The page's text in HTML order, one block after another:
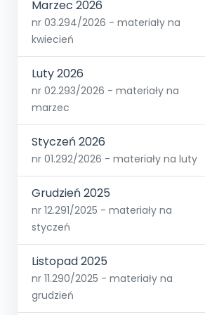
Marzec 2026
nr 03.294/2026 - materiały na
kwiecień
Luty 2026
nr 02.293/2026 - materiały na
marzec
Styczeń 2026
nr 01.292/2026 - materiały na luty
Grudzień 2025
nr 12.291/2025 - materiały na
styczeń
Listopad 2025
nr 11.290/2025 - materiały na
grudzień